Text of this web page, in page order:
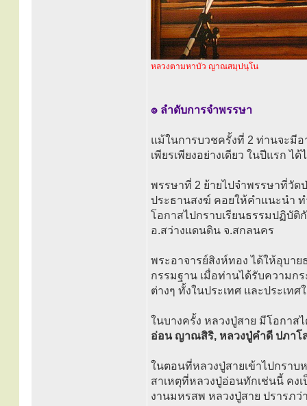
หลวงตามหาบัว ญาณสมฺปนฺโน
๏ ลำดับการจำพรรษา
แม้ในการบวชครั้งที่ 2 ท่านจะมี
เพียรเพียงอย่างเดียว ในปีแรก
พรรษาที่ 2 ย้ายไปจำพรรษาที่วั
ประธานสงฆ์ คอยให้คำแนะนำ
โอกาสไปกราบเรียนธรรมปฏิบัติ
อ.สว่างแดนดิน จ.สกลนคร
พระอาจารย์สิงห์ทอง ได้ให้อุบา
กรรมฐาน เมื่อท่านได้รับความก
ต่างๆ ทั้งในประเทศ และประเท
ในบางครั้ง หลวงปู่สาย มีโอกาส
อ่อน ญาณสิริ, หลวงปู่คำดี ปภาโ
ในตอนที่หลวงปู่สายเข้าไปกรา
สาเหตุที่หลวงปู่อ่อนทักเช่นนี้ คงเ
งานมหรสพ หลวงปู่สาย ปรารภว่า